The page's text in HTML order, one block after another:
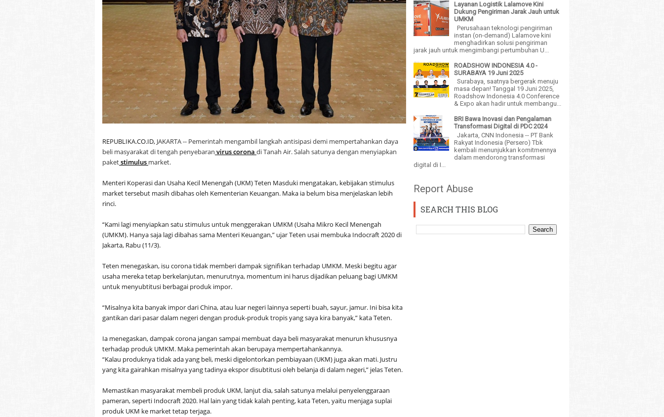
REPUBLIKA.CO.ID, JAKARTA -- Pemerintah mengambil langkah antisipasi demi mempertahankan daya
beli masyarakat di tengah penyebaran virus corona di Tanah Air. Salah satunya dengan menyiapkan
paketstimulus market.
Menteri Koperasi dan Usaha Kecil Menengah (UKM) Teten Masduki mengatakan, kebijakan stimulus
market tersebut masih dibahas oleh Kementerian Keuangan. Maka ia belum bisa menjelaskan lebih
rinci.
“Kami lagi menyiapkan satu stimulus untuk menggerakan UMKM (Usaha Mikro Kecil Menengah
(UMKM). Hanya saja lagi dibahas sama Menteri Keuangan,” ujar Teten usai membuka Indocraft 2020 di
Jakarta, Rabu (11/3).
Teten menegaskan, isu corona tidak memberi dampak signifikan terhadap UMKM. Meski begitu agar
usaha mereka tetap berkelanjutan, menurutnya, momentum ini harus dijadikan peluang bagi UMKM
untuk menyubtitusi berbagai produk impor.
“Misalnya kita banyak impor dari China, atau luar negeri lainnya seperti buah, sayur, jamur. Ini bisa kita
gantikan dari pasar dalam negeri dengan produk-produk tropis yang saya kira banyak,” kata Teten.
Ia menegaskan, dampak corona jangan sampai membuat daya beli masyarakat menurun khususnya
terhadap produk UMKM. Maka pemerintah akan berupaya mempertahankannya.
“Kalau produknya tidak ada yang beli, meski digelontorkan pembiayaan (UKM) juga akan mati. Justru
yang kita gairahkan misalnya yang tadinya ekspor disubtitusi oleh belanja di dalam negeri,” jelas Teten.
Memastikan masyarakat membeli produk UKM, lanjut dia, salah satunya melalui penyelenggaraan
pameran, seperti Indocraft 2020. Hal lain yang tidak kalah penting, kata Teten, yaitu menjaga suplai
produk UKM ke market tetap terjaga.
Layanan Logistik Lalamove Kini
Dukung Pengiriman Jarak Jauh untuk
UMKM
Perusahaan teknologi pengiriman
instan (on-demand) Lalamove kini
menghadirkan solusi pengiriman
jarak jauh untuk mengimbangi pertumbuhan U...
ROADSHOW INDONESIA 4.0 -
SURABAYA 19 Juni 2025
Surabaya, saatnya bergerak menuju
masa depan! Tanggal 19 Juni 2025,
Roadshow Indonesia 4.0 Conference
& Expo akan hadir untuk membangu...
BRI Bawa Inovasi dan Pengalaman
Transformasi Digital di PDC 2024
Jakarta, CNN Indonesia -- PT Bank
Rakyat Indonesia (Persero) Tbk
kembali menunjukkan komitmennya
dalam mendorong transformasi
digital di I...
Report Abuse
SEARCH THIS BLOG